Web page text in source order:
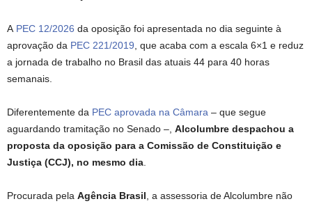
A PEC 12/2026 da oposição foi apresentada no dia seguinte à
aprovação da PEC 221/2019 , que acaba com a escala 6×1 e reduz
a jornada de trabalho no Brasil das atuais 44 para 40 horas
semanais.
Diferentemente da PEC aprovada na Câmara – que segue
aguardando tramitação no Senado –, Alcolumbre despachou a
proposta da oposição para a Comissão de Constituição e
Justiça (CCJ), no mesmo dia
Procurada pela Agência Brasil , a assessoria de Alcolumbre não